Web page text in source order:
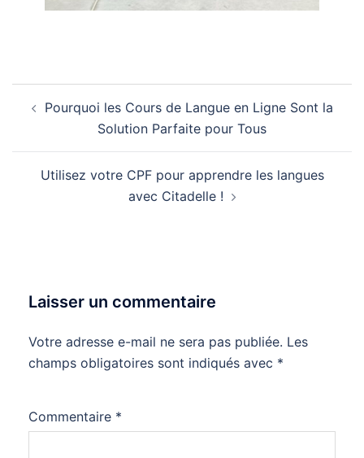
d’article
Pourquoi les Cours de Langue en Ligne Sont la
Solution Parfaite pour Tous
Utilisez votre CPF pour apprendre les langues
avec Citadelle !
Laisser un commentaire
Votre adresse e-mail ne sera pas publiée. Les
champs obligatoires sont indiqués avec *
Commentaire *